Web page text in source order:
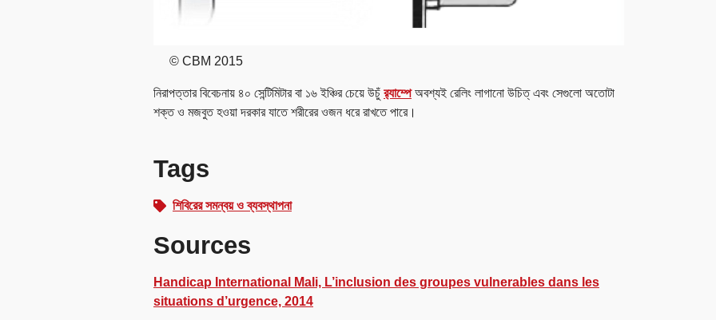
© CBM 2015
নিরাপত্তার বিবেচনায় ৪০ সেন্টিমিটার বা ১৬ ইঞ্চির চেয়ে উচুঁ র‍্যাম্পেঅবশ্যই রেলিং লাগানো উচিত্‌ এবং সেগুলো অতোটা
শক্ত ও মজবুত হওয়া দরকার যাতে শরীরের ওজন ধরে রাখতে পারে।
Tags
শিবিরের সমন্বয় ও ব্যবস্থাপনা
Sources
Handicap International Mali, L’inclusion des groupes vulnerables dans les
situations d’urgence, 2014